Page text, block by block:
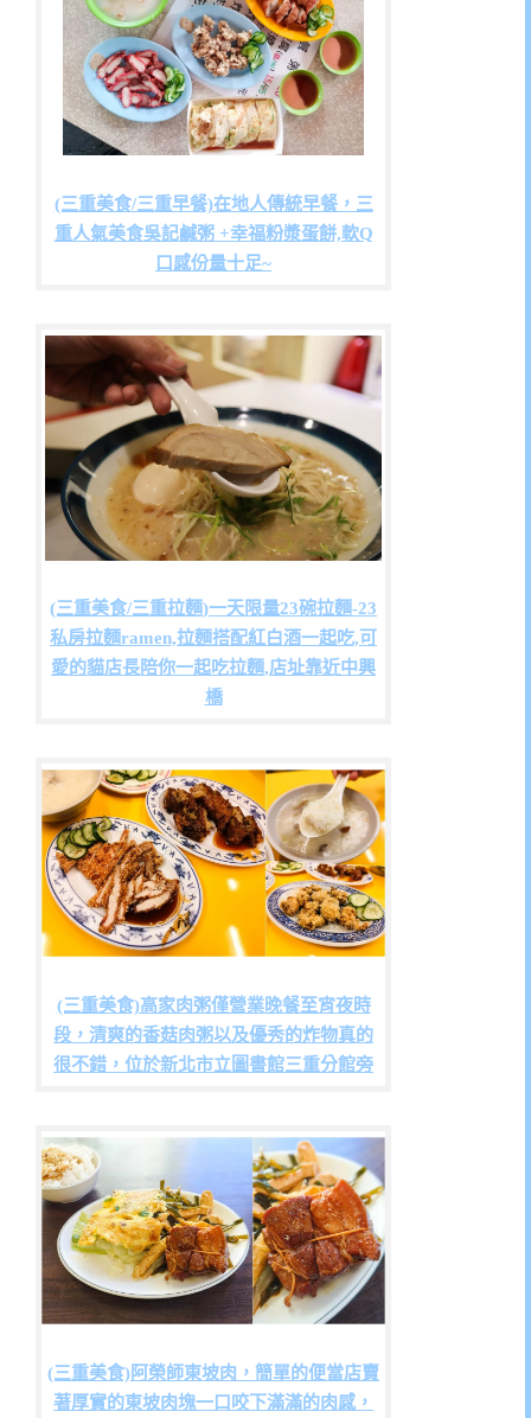
(三重美食/三重早餐)在地人傳統早餐，三
重人氣美食吳記鹹粥 +幸福粉漿蛋餅,軟Q
口感份量十足~
(三重美食/三重拉麵)一天限量23碗拉麵-23
私房拉麵ramen,拉麵搭配紅白酒一起吃,可
愛的貓店長陪你一起吃拉麵,店址靠近中興
橋
(三重美食)高家肉粥僅營業晚餐至宵夜時
段，清爽的香菇肉粥以及優秀的炸物真的
很不錯，位於新北市立圖書館三重分館旁
(三重美食)阿榮師東坡肉，簡單的便當店賣
著厚實的東坡肉塊一口咬下滿滿的肉感，